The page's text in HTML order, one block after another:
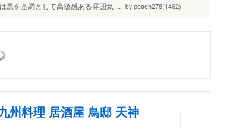
黒を基調として高級感ある雰囲気 ... by peach278(1462)
州料理 居酒屋 鳥邸 天神